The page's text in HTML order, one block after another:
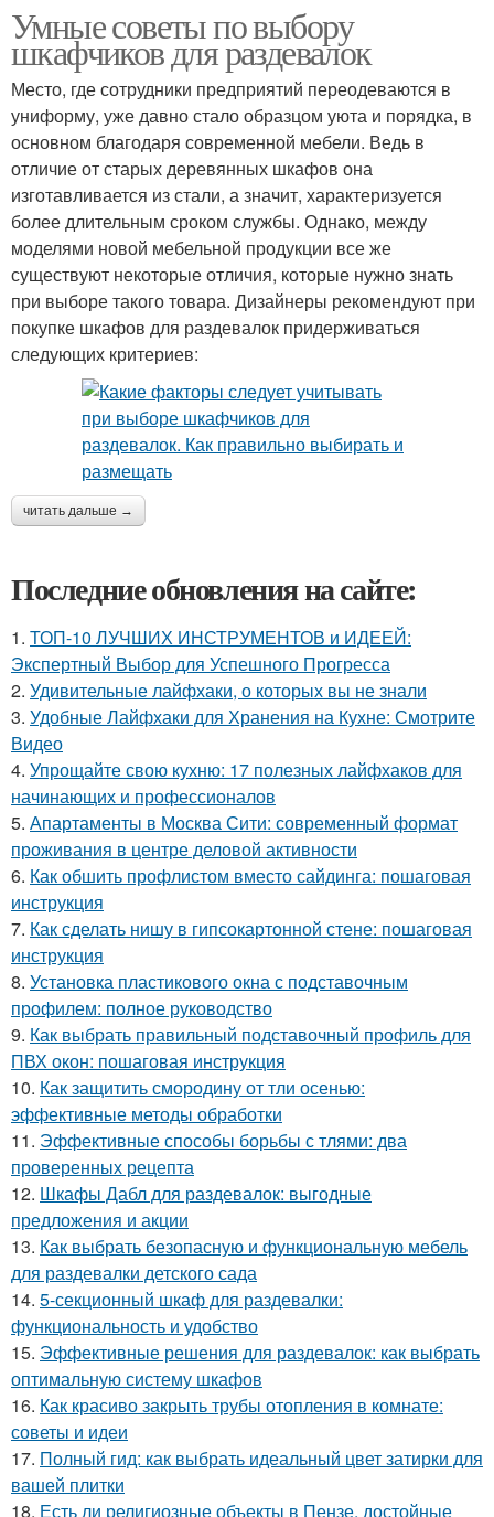
Умные советы по выбору
шкафчиков для раздевалок
Место, где сотрудники предприятий переодеваются в
униформу, уже давно стало образцом уюта и порядка, в
основном благодаря современной мебели. Ведь в
отличие от старых деревянных шкафов она
изготавливается из стали, а значит, характеризуется
более длительным сроком службы. Однако, между
моделями новой мебельной продукции все же
существуют некоторые отличия, которые нужно знать
при выборе такого товара. Дизайнеры рекомендуют при
покупке шкафов для раздевалок придерживаться
следующих критериев:
читать дальше →
Последние обновления на сайте:
1. ТОП-10 ЛУЧШИХ ИНСТРУМЕНТОВ и ИДЕЕЙ:
Экспертный Выбор для Успешного Прогресса
2. Удивительные лайфхаки, о которых вы не знали
3. Удобные Лайфхаки для Хранения на Кухне: Смотрите
Видео
4. Упрощайте свою кухню: 17 полезных лайфхаков для
начинающих и профессионалов
5. Апартаменты в Москва Сити: современный формат
проживания в центре деловой активности
6. Как обшить профлистом вместо сайдинга: пошаговая
инструкция
7. Как сделать нишу в гипсокартонной стене: пошаговая
инструкция
8. Установка пластикового окна с подставочным
профилем: полное руководство
9. Как выбрать правильный подставочный профиль для
ПВХ окон: пошаговая инструкция
10. Как защитить смородину от тли осенью:
эффективные методы обработки
11. Эффективные способы борьбы с тлями: два
проверенных рецепта
12. Шкафы Дабл для раздевалок: выгодные
предложения и акции
13. Как выбрать безопасную и функциональную мебель
для раздевалки детского сада
14. 5-секционный шкаф для раздевалки:
функциональность и удобство
15. Эффективные решения для раздевалок: как выбрать
оптимальную систему шкафов
16. Как красиво закрыть трубы отопления в комнате:
советы и идеи
17. Полный гид: как выбрать идеальный цвет затирки для
вашей плитки
18. Есть ли религиозные объекты в Пензе, достойные